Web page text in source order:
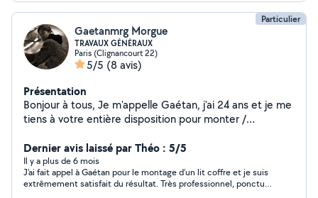
Particulier
Gaetanmrg Morgue
TRAVAUX GÉNÉRAUX
Paris (Clignancourt 22)
5/5 (8 avis)
Présentation
Bonjour à tous, Je m'appelle Gaétan, j'ai 24 ans et je me
tiens à votre entière disposition pour monter /
jardin. Mon travail est soigneux et mes prix sont
raisonnables. Surtout, je ne compte pas mes heures
pour vous rendre un service de qualité. N'hésitez pas à
me contacter pour vos travaux. À très bientôt !
Dernier avis laissé par Théo : 5/5
Il y a plus de 6 mois
J’ai fait appel à Gaétan pour le montage d’un lit coffre et je suis
extrêmement satisfait du résultat. Très professionnel, ponctuel